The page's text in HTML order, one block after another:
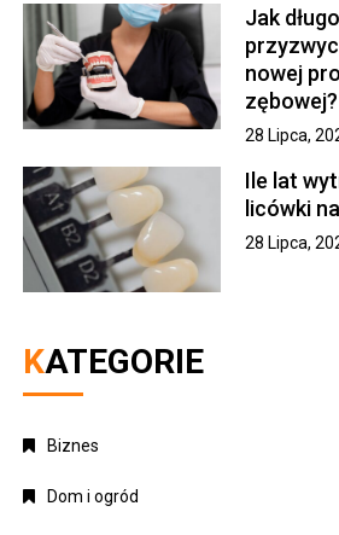
Jak
nowej
zębowej?
28 Lipca,
Ile lat
licówki
28 Lipca,
KATEGORIE
Biznes
Dom i ogród